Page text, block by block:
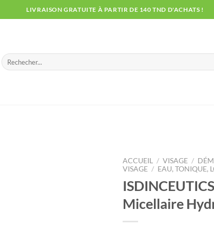
LIVRAISON GRATUITE À PARTIR DE 140 TND D'ACHATS !
Recherche
pour :
ACCUEIL / VISAGE /
VISAGE / EAU, TONIQUE,
Micellaire